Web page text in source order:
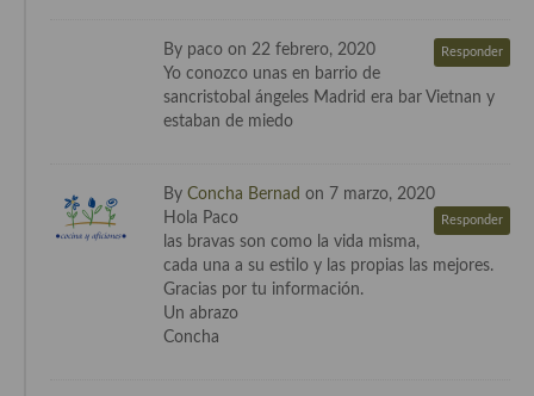
By paco on 22 febrero, 2020 Responder
Yo conozco unas en barrio de
sancristobal ángeles Madrid era bar Vietnan y
estaban de miedo
By Concha Bernad on 7 marzo, 2020
Responder
Hola Paco
las bravas son como la vida misma,
cada una a su estilo y las propias las mejores.
Gracias por tu información.
Un abrazo
Concha